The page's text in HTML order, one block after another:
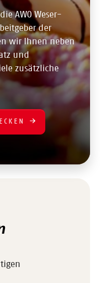
AWO Weser-
der
wir Ihnen neben
und
zusätzliche